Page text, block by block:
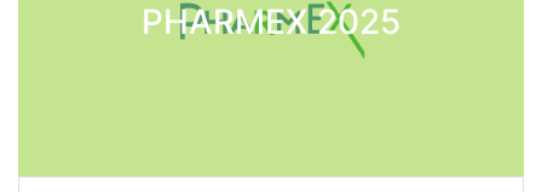
PHARMEX 2025